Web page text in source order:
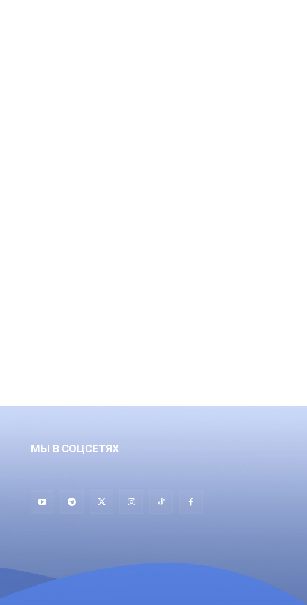
МЫ В СОЦСЕТЯХ